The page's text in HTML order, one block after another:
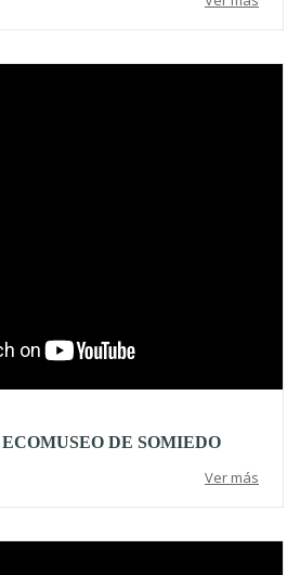
DE SOMIEDO
Ver más